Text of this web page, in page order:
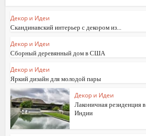
Декор и Идеи
Скандинавский интерьер с декором из...
Декор и Идеи
Сборный деревянный дом в США
Декор и Идеи
Яркий дизайн для молодой пары
Декор и Идеи
Лаконичная резиденция в
Индии